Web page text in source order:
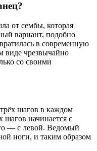
от сембы, которая
вариант, подобно
в современную
виде чрезвычайно
со своими
шагов в каждом
шагов начинается с
— с левой. Ведомый
ноги, и таким образом